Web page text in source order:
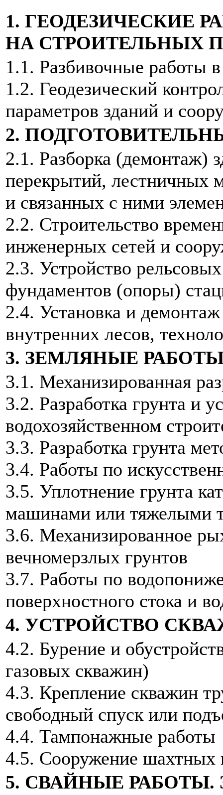
1. ГЕОДЕЗИЧЕСКИЕ
НА СТРОИТЕЛЬНЫХ
1.1. Разбивочные работы
1.2. Геодезический
параметров зданий и
2.
2.1. Разборка (демонтаж)
перекрытий, лестничных
и связанных с ними
2.2. Строительство
инженерных сетей и
2.3. Устройство
фундаментов (опоры)
2.4. Установка и
внутренних лесов,
3. ЗЕМЛЯНЫЕ
3.1. Механизированная
3.2. Разработка грунта и
водохозяйственном
3.3. Разработка грунта
3.4. Работы по
3.5. Уплотнение грунта
машинами или тяжелыми
3.6. Механизированное
вечномерзлых грунтов
3.7. Работы по
поверхностного стока и
4. УСТРОЙСТВО
4.2. Бурение и
газовых скважин)
4.3. Крепление скважин
свободный спуск или
4.4. Тампонажные работы
4.5. Сооружение шахтных
5. СВАЙНЫЕ РАБОТЫ.